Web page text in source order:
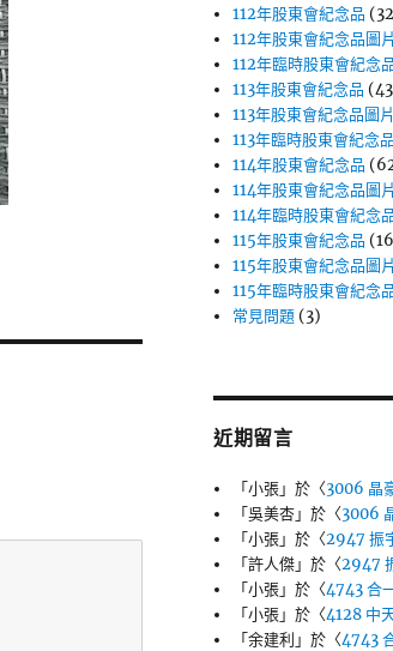
112年股東會紀念品
112年股東會紀念品圖片
112年臨時股東會紀念
113年股東會紀念品
113年股東會紀念品圖片
113年臨時股東會紀念
114年股東會紀念品
114年股東會紀念品圖片
114年臨時股東會紀念
115年股東會紀念品
115年股東會紀念品圖片
115年臨時股東會紀念
常見問題 (3)
近期留言
「小張」於〈3006 晶
「吳美杏」於〈3006
「小張」於〈2947 振
「許人傑」於〈2947
「小張」於〈4743 合
「小張」於〈4128 中
「余建利 」於〈4743